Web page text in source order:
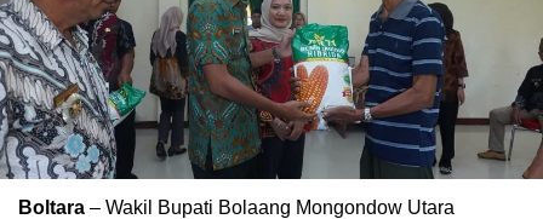
Boltara – Wakil Bupati Bolaang Mongondow Utara